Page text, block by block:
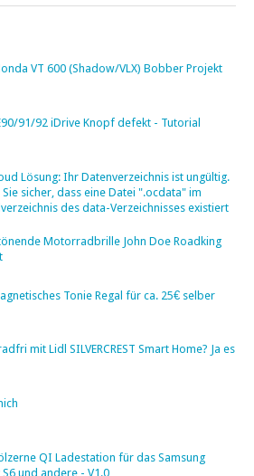
VT 600 (Shadow/VLX) Bobber Projekt
91/92 iDrive Knopf defekt - Tutorial
Lösung: Ihr Datenverzeichnis ist ungültig.
Sie sicher, dass eine Datei ".ocdata" im
des data-Verzeichnisses existiert
Motorradbrille John Doe Roadking
Tonie Regal für ca. 25€ selber
mit Lidl SILVERCREST Smart Home? Ja es
QI Ladestation für das Samsung
S6 und andere - V1.0